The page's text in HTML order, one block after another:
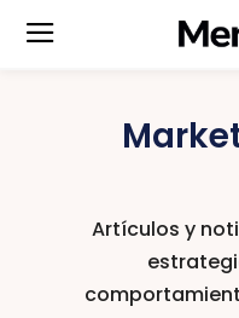
Artículos y